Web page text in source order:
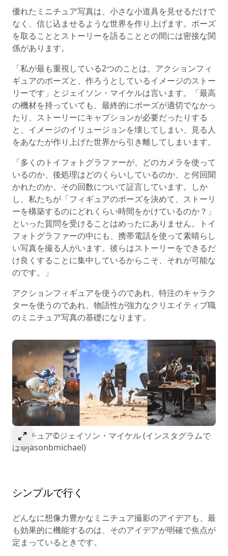
優れたミニチュア写真は、小さな小道具を見せるだけで
なく、信じ込ませるような世界を作り上げます。ポーズ
を取ることとストーリーを語ることとの間には密接な関
係があります。
「私が最も重視している2つのことは、アクションフィ
ギュアのポーズと、作ろうとしているイメージのストー
リーです」とジェイソン・マイケルは言います。「最高
の機材を持っていても、最終的にポーズが適切でなかっ
たり、ストーリーにキャプションが必要だったりする
と、イメージのイリュージョンを壊してしまい、見る人
をあなたが作り上げた世界から引き離してしまいます。
「多くのトイフォトグラファーが、どのカメラを使って
いるのか、後処理はどのくらいしているのか、と何回聞
かれたのか、その回数について証言しています。しか
し、私たちが「フィギュアのポーズを決めて、ストーリ
ーを構築するのにどれくらい時間をかけているのか？」
といった質問を受けることはめったにありません。トイ
フォトグラファーの中にも、携帯電話を使って素晴らし
い写真を撮る人がいます。彼らはストーリーをできるだ
け良くすることに集中しているからこそ、それが可能な
のです。」
アクションフィギュアを使うのであれ、特注のキャラク
ターを使うのであれ、物語性が強力なクリエイティブ職
のミニチュア写真の基礎になります。
選択して画像を拡大
ミニチュア©ジェイソン・マイケル (インスタグラムで
は@jasonbmichael)
シンプルで行く
どんなに想像力豊かなミニチュア撮影のアイデアも、最
も効果的に機能するのは、そのアイデアが明確で焦点が
定まっているときです。